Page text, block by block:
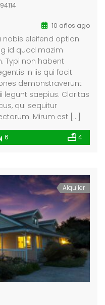
10 años ago
eleifend option
id quod mazim
Typi non habent
in iis qui facit
demonstraverunt
legunt saepius. Claritas
qui sequitur
Mirum est […]
6 4
Alquiler
Single House Near, Los Angeles
Blvd Los Angeles, CA 90026